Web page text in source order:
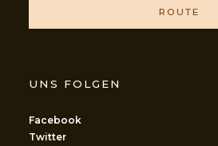
ROUTE
UNS FOLGEN
Facebook
Twitter